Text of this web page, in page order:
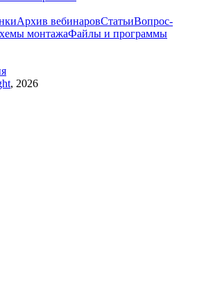
Архив вебинаровСтатьиВопрос-
монтажаФайлы и программы
, 2026